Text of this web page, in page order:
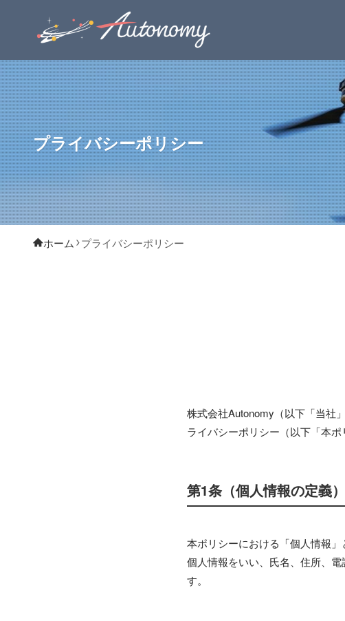
プライバシーポリシー
ホーム プライバシーポリシー
株式会社Autonomy（以下「当社
ライバシーポリシー（以下「本
第1条（個人情報の定義）
本ポリシーにおける「個人情報
個人情報をいい、氏名、住所、
す。